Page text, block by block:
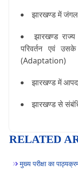
झारखण्ड में जंगल
झारखण्ड
परिवर्तन एवं
(Adaptation)
झारखण्ड में
झारखण्ड से
RELATED
मुख्य परीक्षा का